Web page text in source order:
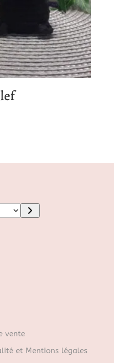
vente
et Mentions légales